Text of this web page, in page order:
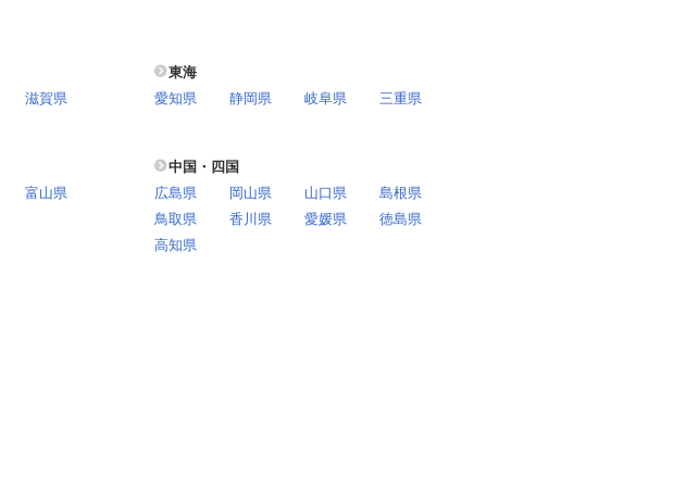
滋賀県
東海
愛知県
静岡県 岐阜県 三重県
富山県
中国・四国
広島県
岡山県 山口県
島根県
鳥取県
香川県 愛媛県
徳島県
高知県